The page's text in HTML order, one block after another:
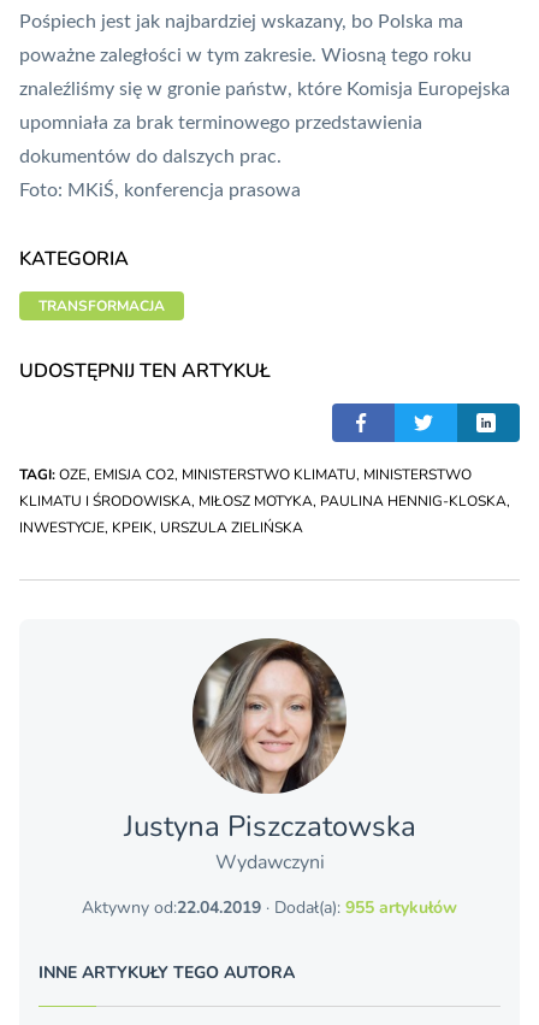
Pośpiech jest jak najbardziej wskazany, bo Polska ma
poważne zaległości w tym zakresie. Wiosną tego roku
znaleźliśmy się w gronie państw, które Komisja Europejska
upomniała za brak terminowego przedstawienia
dokumentów do dalszych prac.
Foto: MKiŚ, konferencja prasowa
KATEGORIA
TRANSFORMACJA
UDOSTĘPNIJ TEN ARTYKUŁ
TAGI:OZE, EMISJA CO2, MINISTERSTWO KLIMATU, MINISTERSTWO
KLIMATU I ŚRODOWISKA, MIŁOSZ MOTYKA, PAULINA HENNIG-KLOSKA,
INWESTYCJE, KPEIK, URSZULA ZIELIŃSKA
Justyna Piszczatowska
Wydawczyni
Aktywny od:22.04.2019 · Dodał(a): 955 artykułów
INNE ARTYKUŁY TEGO AUTORA